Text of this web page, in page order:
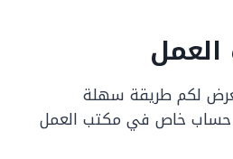
لكم طريقة سهلة
خاص في مكتب العمل